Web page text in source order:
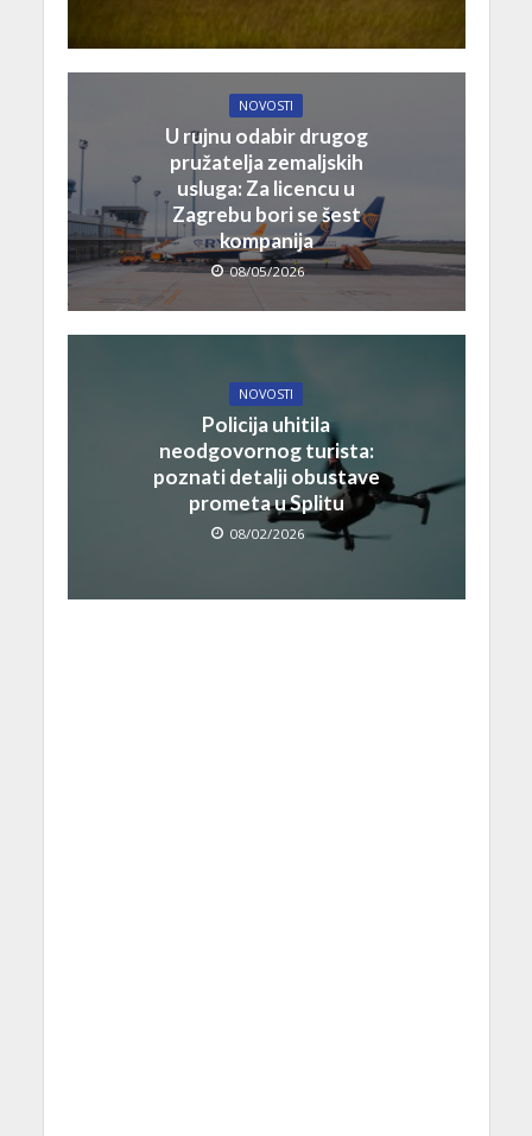
NOVOSTI
U rujnu odabir drugog
pružatelja zemaljskih
usluga: Za licencu u
Zagrebu bori se šest
kompanija
08/05/2026
NOVOSTI
Policija uhitila
neodgovornog turista:
poznati detalji obustave
prometa u Splitu
08/02/2026